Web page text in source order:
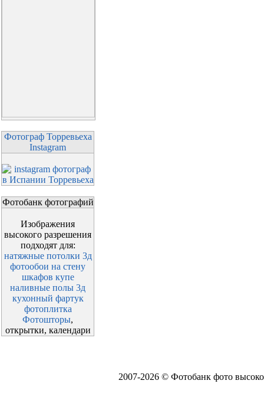
Фотограф Торревьеха
Instagram
Фотобанк фотографий
Изображения
высокого разрешения
подходят для:
натяжные потолки 3д
фотообои на стену
шкафов купе
наливные полы 3д
кухонный фартук
фотоплитка
Фотошторы,
открытки, календари
2007-2026 © Фотобанк фото